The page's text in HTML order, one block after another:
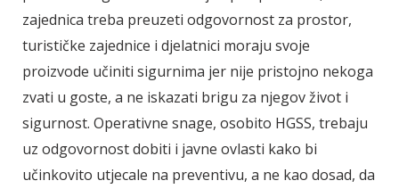
zajednica treba preuzeti odgovornost za prostor,
turističke zajednice i djelatnici moraju svoje
proizvode učiniti sigurnima jer nije pristojno nekoga
zvati u goste, a ne iskazati brigu za njegov život i
sigurnost. Operativne snage, osobito HGSS, trebaju
uz odgovornost dobiti i javne ovlasti kako bi
učinkovito utjecale na preventivu, a ne kao dosad, da